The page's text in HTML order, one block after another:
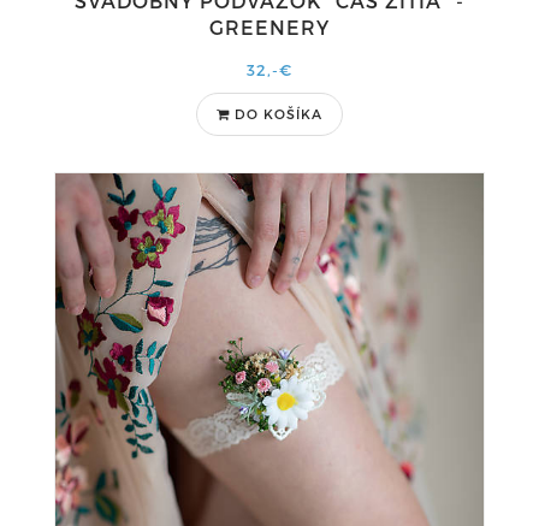
GREENERY
32,-€
DO KOŠÍKA